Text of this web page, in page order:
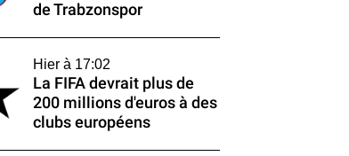
de Trabzonspor
Hier à 17:02
La FIFA devrait plus de
200 millions d'euros à des
clubs européens